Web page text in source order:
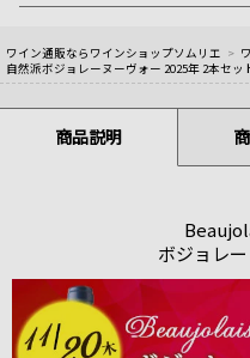
ワイン通販ならワインショップソムリエ >
自然派ボジョレーヌーヴォー 2025年 2本セ
商品説明
ボジョレ